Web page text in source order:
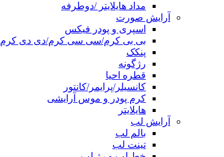
مداد هایلایتر /دوطرفه
آرایش صورت
اسپری و پودر فیکس
بی بی کرم/سی سی کرم/دی دی کرم
پنکک
رژگونه
قطره احیا
کانسیلر/پرایمر/کانتور
کرم پودر و موس آرایشی
هایلایتر
آرایش لب
بالم لب
تینت لب